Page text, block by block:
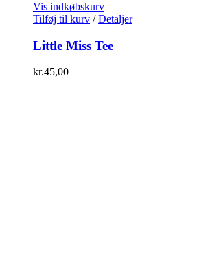
Vis indkøbskurv
Tilføj til kurv / Detaljer
Little Miss Tee
kr.45,00